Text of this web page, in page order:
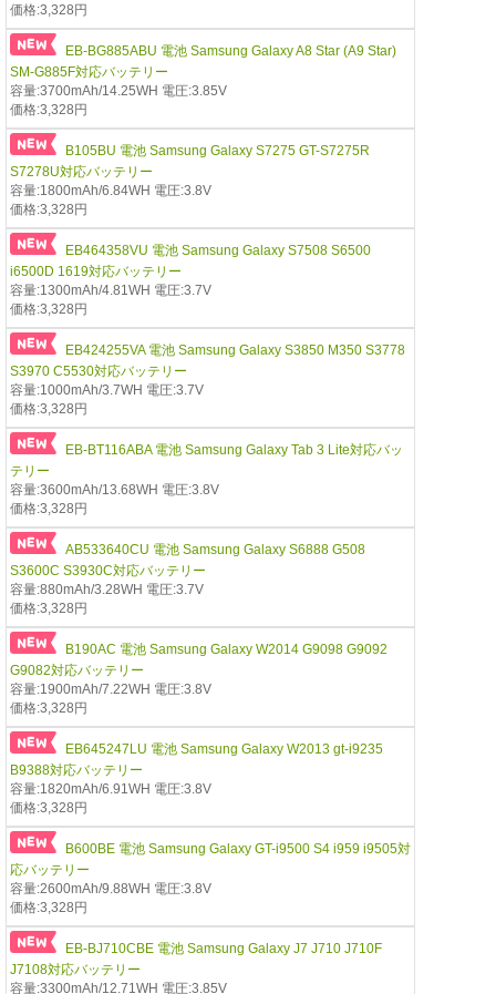
価格:3,328円
EB-BG885ABU 電池 Samsung Galaxy A8 Star (A9 Star)
SM-G885F対応バッテリー
容量:3700mAh/14.25WH 電圧:3.85V
価格:3,328円
B105BU 電池 Samsung Galaxy S7275 GT-S7275R
S7278U対応バッテリー
容量:1800mAh/6.84WH 電圧:3.8V
価格:3,328円
EB464358VU 電池 Samsung Galaxy S7508 S6500
i6500D 1619対応バッテリー
容量:1300mAh/4.81WH 電圧:3.7V
価格:3,328円
EB424255VA 電池 Samsung Galaxy S3850 M350 S3778
S3970 C5530対応バッテリー
容量:1000mAh/3.7WH 電圧:3.7V
価格:3,328円
EB-BT116ABA 電池 Samsung Galaxy Tab 3 Lite対応バッ
テリー
容量:3600mAh/13.68WH 電圧:3.8V
価格:3,328円
AB533640CU 電池 Samsung Galaxy S6888 G508
S3600C S3930C対応バッテリー
容量:880mAh/3.28WH 電圧:3.7V
価格:3,328円
B190AC 電池 Samsung Galaxy W2014 G9098 G9092
G9082対応バッテリー
容量:1900mAh/7.22WH 電圧:3.8V
価格:3,328円
EB645247LU 電池 Samsung Galaxy W2013 gt-i9235
B9388対応バッテリー
容量:1820mAh/6.91WH 電圧:3.8V
価格:3,328円
B600BE 電池 Samsung Galaxy GT-i9500 S4 i959 i9505対
応バッテリー
容量:2600mAh/9.88WH 電圧:3.8V
価格:3,328円
EB-BJ710CBE 電池 Samsung Galaxy J7 J710 J710F
J7108対応バッテリー
容量:3300mAh/12.71WH 電圧:3.85V